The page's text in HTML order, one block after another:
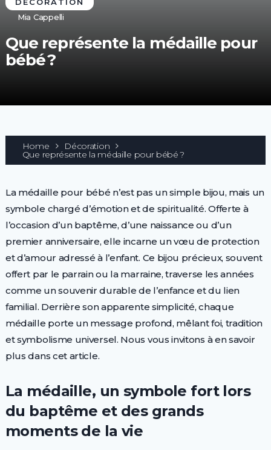
DÉCORATION
Mia Cappelli
Que représente la médaille pour
bébé ?
Home Décoration
Que représente la médaille pour bébé ?
La médaille pour bébé n’est pas un simple bijou, mais un
symbole chargé d’émotion et de spiritualité. Offerte à
l’occasion d’un baptême, d’une naissance ou d’un
premier anniversaire, elle incarne un vœu de protection
et d’amour adressé à l’enfant. Ce bijou précieux, souvent
offert par le parrain ou la marraine, traverse les années
comme un souvenir durable de l’enfance et du lien
familial. Derrière son apparente simplicité, chaque
médaille porte un message profond, mêlant foi, tradition
et symbolisme universel. Nous vous invitons à en savoir
plus dans cet article.
La médaille, un symbole fort lors
du baptême et des grands
moments de la vie